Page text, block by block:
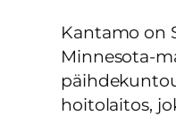
Kantamo on
Minnesota-
hoitolaitos,